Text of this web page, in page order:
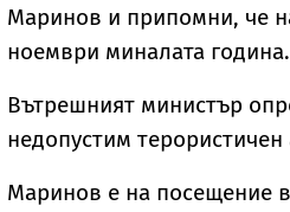
Маринов и припомни, че
ноември миналата година.
Вътрешният министър
недопустим терористичен
Маринов е на посещение